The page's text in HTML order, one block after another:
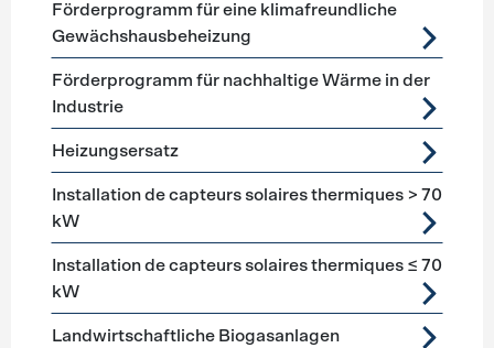
Förderprogramm für eine klimafreundliche
Gewächshausbeheizung
Förderprogramm für nachhaltige Wärme in der
Industrie
Heizungsersatz
Installation de capteurs solaires thermiques > 70
kW
Installation de capteurs solaires thermiques ≤ 70
kW
Landwirtschaftliche Biogasanlagen